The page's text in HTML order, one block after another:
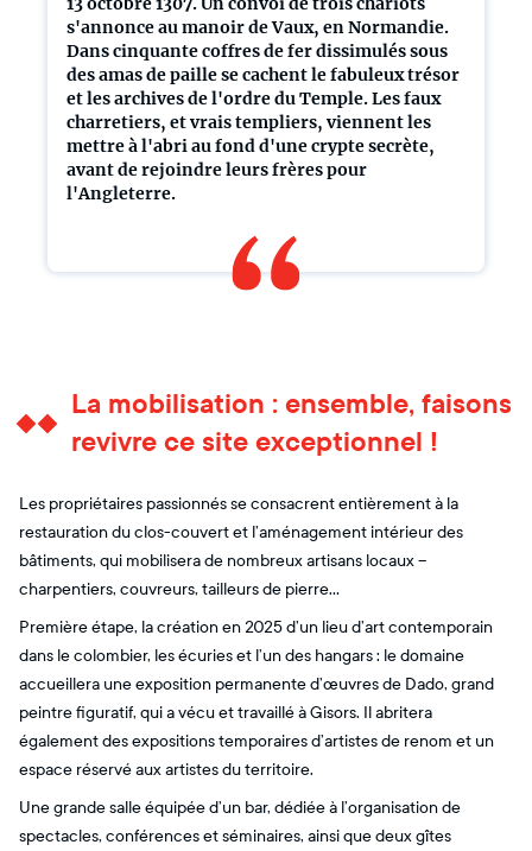
s'annonce au manoir de Vaux, en Normandie.
Dans cinquante coffres de fer dissimulés sous
des amas de paille se cachent le fabuleux trésor
et les archives de l'ordre du Temple. Les faux
charretiers, et vrais templiers, viennent les
mettre à l'abri au fond d'une crypte secrète,
avant de rejoindre leurs frères pour
l'Angleterre.
La mobilisation : ensemble, faisons
revivre ce site exceptionnel !
Les propriétaires passionnés se consacrent entièrement à la
restauration du clos-couvert et l’aménagement intérieur des
bâtiments, qui mobilisera de nombreux artisans locaux –
charpentiers, couvreurs, tailleurs de pierre…
Première étape, la création en 2025 d’un lieu d’art contemporain
dans le colombier, les écuries et l’un des hangars : le domaine
accueillera une exposition permanente d’œuvres de Dado, grand
peintre figuratif, qui a vécu et travaillé à Gisors. Il abritera
également des expositions temporaires d’artistes de renom et un
espace réservé aux artistes du territoire.
Une grande salle équipée d’un bar, dédiée à l’organisation de
spectacles, conférences et séminaires, ainsi que deux gîtes